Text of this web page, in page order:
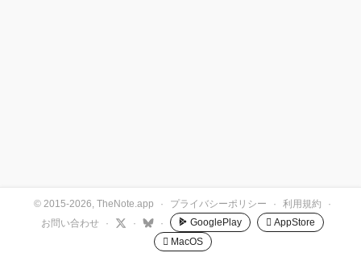
© 2015-2026, TheNote.app · プライバシーポリシー · 利用規約
·
お問い合わせ
· · · GooglePlay
 AppStore
 MacOS